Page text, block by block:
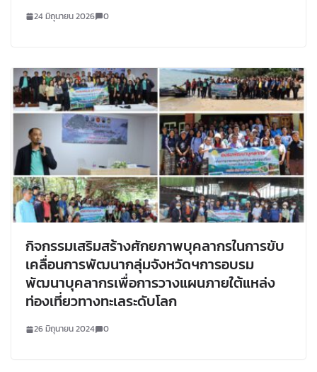
24 มิถุนายน 2026 0
กิจกรรมเสริมสร้างศักยภาพบุคลากรในการขับ
เคลื่อนการพัฒนากลุ่มจังหวัดฯการอบรม
พัฒนาบุคลากรเพื่อการวางแผนภายใต้แหล่ง
ท่องเที่ยวทางทะเลระดับโลก
26 มิถุนายน 2024 0